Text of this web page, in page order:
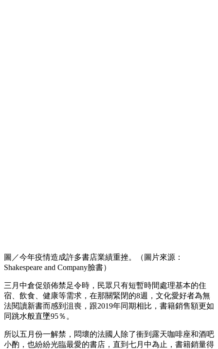
圖／今年疫情造成許多書店業績重挫。（圖片來源：
Shakespeare and Company臉書）
三月中倉促頒佈禁足令時，民眾只有短暫時間處理基本的住
宿、飲食、健康等需求，在那關緊閉的8週，文化愛好者為無
法閱讀新書而感到沮喪，跟2019年同期相比，書籍銷售額更如
同跳水般直墜95％。
所以五月份一解禁，悶壞的法國人除了衝到露天咖啡座和酒吧
小酌，也紛紛光臨最愛的書店，直到七月中為止，書籍銷量得